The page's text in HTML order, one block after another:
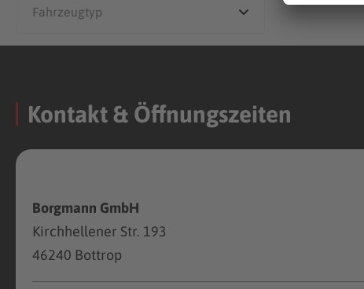
Kontakt & Öffnungszeiten
Borgmann GmbH
Kirchhellener Str. 193
46240 Bottrop